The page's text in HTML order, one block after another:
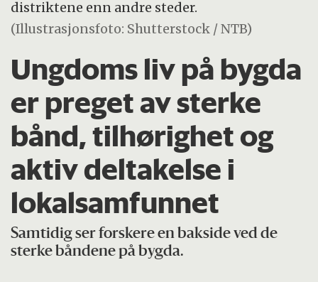
distriktene enn andre steder.
(Illustrasjonsfoto: Shutterstock / NTB)
Ungdoms liv på bygda
er preget av sterke
bånd, tilhørighet og
aktiv deltakelse i
lokalsamfunnet
Samtidig ser forskere en bakside ved de
sterke båndene på bygda.